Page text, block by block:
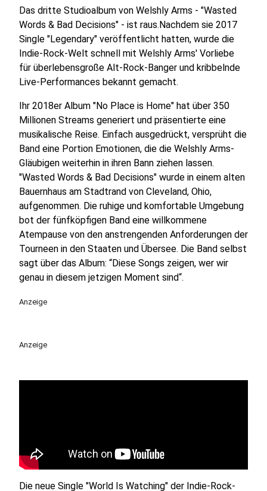
Das dritte Studioalbum von Welshly Arms - "Wasted
Words & Bad Decisions" - ist raus.Nachdem sie 2017
Single "Legendary" veröffentlicht hatten, wurde die
Indie-Rock-Welt schnell mit Welshly Arms' Vorliebe
für überlebensgroße Alt-Rock-Banger und kribbelnde
Live-Performances bekannt gemacht.
Ihr 2018er Album "No Place is Home" hat über 350
Millionen Streams generiert und präsentierte eine
musikalische Reise. Einfach ausgedrückt, versprüht die
Band eine Portion Emotionen, die die Welshly Arms-
Gläubigen weiterhin in ihren Bann ziehen lassen.
"Wasted Words & Bad Decisions" wurde in einem alten
Bauernhaus am Stadtrand von Cleveland, Ohio,
aufgenommen. Die ruhige und komfortable Umgebung
bot der fünfköpfigen Band eine willkommene
Atempause von den anstrengenden Anforderungen der
Tourneen in den Staaten und Übersee. Die Band selbst
sagt über das Album: “Diese Songs zeigen, wer wir
genau in diesem jetzigen Moment sind“.
Anzeige
Anzeige
Die neue Single "World Is Watching" der Indie-Rock-